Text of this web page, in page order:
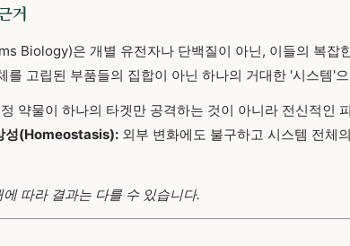
거
Biology)은 개별 유전자나 단백질이 아닌, 이들의 복잡
를 고립된 부품들의 집합이 아닌 하나의 거대한 '시스템'
약물이 하나의 타겟만 공격하는 것이 아니라 전신적인
성(Homeostasis): 외부 변화에도 불구하고 시스템 전체
따라 결과는 다를 수 있습니다.